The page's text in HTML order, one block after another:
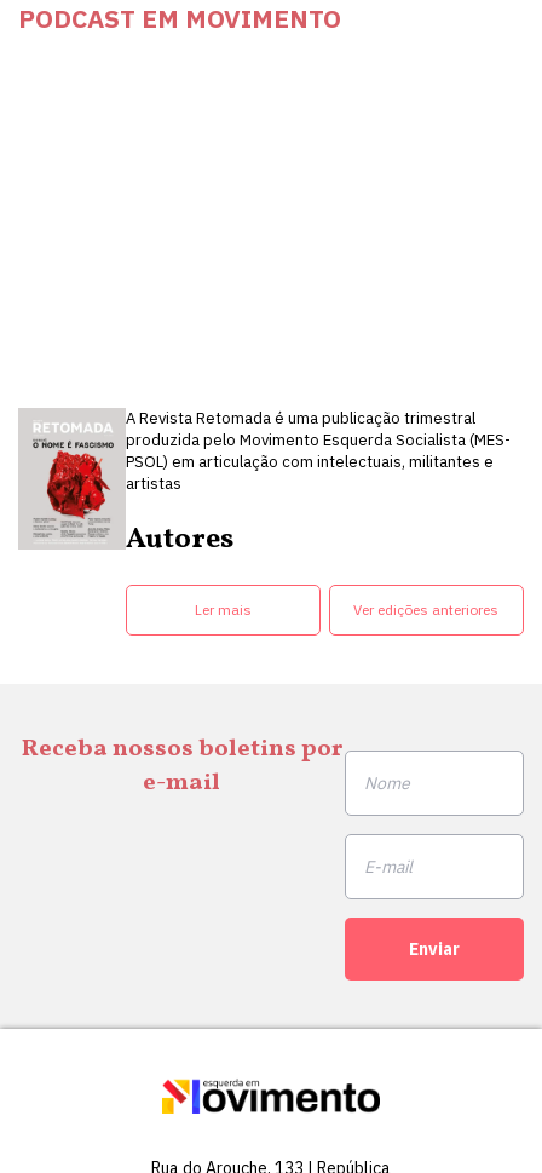
PODCAST EM MOVIMENTO
A Revista Retomada é uma publicação trimestral
produzida pelo Movimento Esquerda Socialista (MES-
PSOL) em articulação com intelectuais, militantes e
artistas
Autores
Ler mais Ver edições anteriores
Receba nossos boletins por
e-mail
Enviar